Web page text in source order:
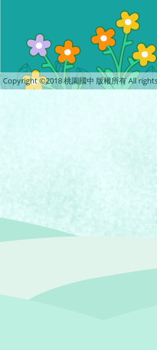
Copyright ©2018 桃園國中 版權所有 All